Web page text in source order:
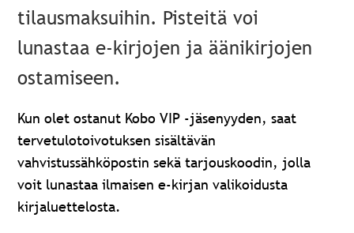
tilausmaksuihin. Pisteitä voi
lunastaa e-kirjojen ja äänikirjojen
ostamiseen.
Kun olet ostanut Kobo VIP -jäsenyyden, saat
tervetulotoivotuksen sisältävän
vahvistussähköpostin sekä tarjouskoodin, jolla
voit lunastaa ilmaisen e-kirjan valikoidusta
kirjaluettelosta.